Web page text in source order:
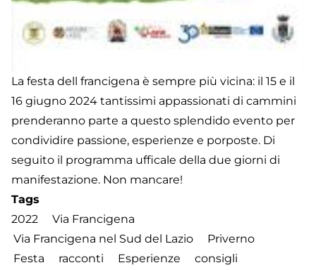
La festa dell francigena è sempre più vicina: il 15 e il
16 giugno 2024 tantissimi appassionati di cammini
prenderanno parte a questo splendido evento per
condividire passione, esperienze e porposte. Di
seguito il programma ufficale della due giorni di
manifestazione. Non mancare!
Tags
2022
Via Francigena
Via Francigena nel Sud del Lazio
Priverno
Festa
racconti Esperienze
consigli